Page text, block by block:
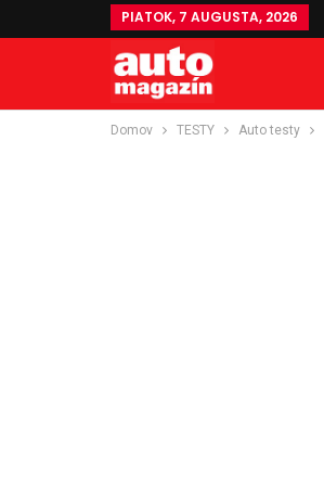
PIATOK, 7 AUGUSTA, 2026
Domov TESTY Auto testy